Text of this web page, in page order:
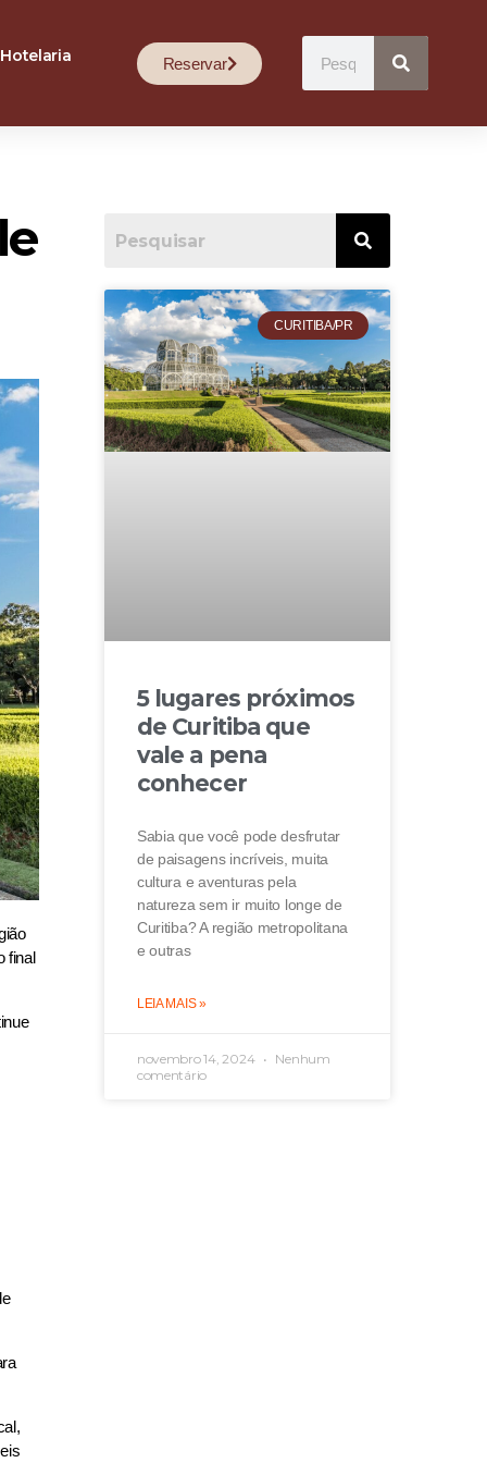
Hotelaria Reservar
final
CURITIBA/PR
5 lugares próximos
de Curitiba que
vale a pena
conhecer
Sabia que você pode desfrutar
de paisagens incríveis, muita
cultura e aventuras pela
natureza sem ir muito longe de
Curitiba? A região metropolitana
e outras
LEIA MAIS »
novembro 14, 2024
Nenhum
comentário